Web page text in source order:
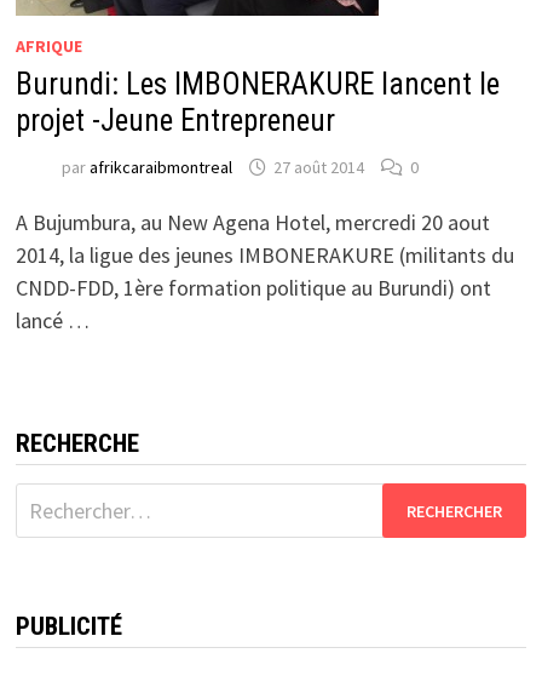
AFRIQUE
Burundi: Les IMBONERAKURE lancent le
projet -Jeune Entrepreneur
parafrikcaraibmontreal 27 août 2014 0
A Bujumbura, au New Agena Hotel, mercredi 20 aout
2014, la ligue des jeunes IMBONERAKURE (militants du
CNDD-FDD, 1ère formation politique au Burundi) ont
lancé …
RECHERCHE
Rechercher :
PUBLICITÉ